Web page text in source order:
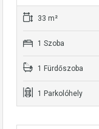
33 m²
1 Szoba
1 Fürdőszoba
1 Parkolóhely